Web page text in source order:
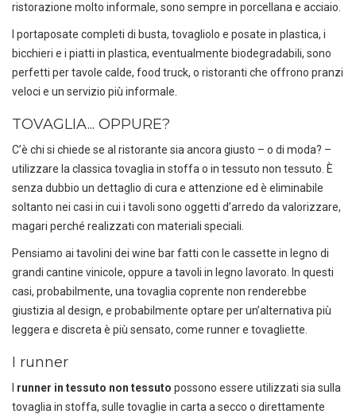
ristorazione molto informale, sono sempre in porcellana e acciaio.
I portaposate completi di busta, tovagliolo e posate in plastica, i
bicchieri e i piatti in plastica, eventualmente biodegradabili, sono
perfetti per tavole calde, food truck, o ristoranti che offrono pranzi
veloci e un servizio più informale.
TOVAGLIA... OPPURE?
C’è chi si chiede se al ristorante sia ancora giusto – o di moda? –
utilizzare la classica tovaglia in stoffa o in tessuto non tessuto. È
senza dubbio un dettaglio di cura e attenzione ed è eliminabile
soltanto nei casi in cui i tavoli sono oggetti d’arredo da valorizzare,
magari perché realizzati con materiali speciali.
Pensiamo ai tavolini dei wine bar fatti con le cassette in legno di
grandi cantine vinicole, oppure a tavoli in legno lavorato. In questi
casi, probabilmente, una tovaglia coprente non renderebbe
giustizia al design, e probabilmente optare per un’alternativa più
leggera e discreta è più sensato, come runner e tovagliette.
I runner
I runner in tessuto non tessuto possono essere utilizzati sia sulla
tovaglia in stoffa, sulle tovaglie in carta a secco o direttamente